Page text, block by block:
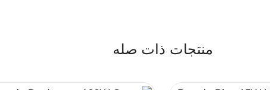
منتجات ذات صله